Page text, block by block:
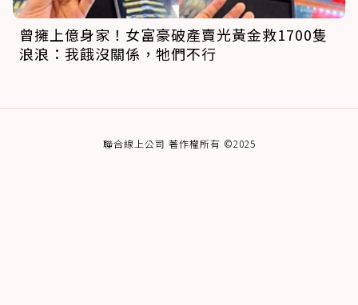
曾擁上億身家！女富豪破產賣光黃金救1700隻
浪浪：我餓沒關係，牠們不行
聯合線上公司 著作權所有 ©2025